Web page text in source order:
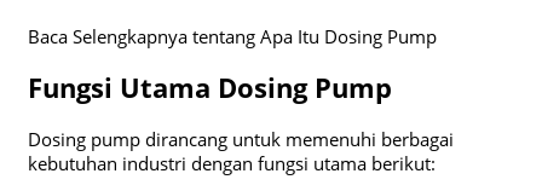
Baca Selengkapnya tentang Apa Itu Dosing Pump
Fungsi Utama Dosing Pump
Dosing pump dirancang untuk memenuhi berbagai
kebutuhan industri dengan fungsi utama berikut: